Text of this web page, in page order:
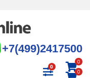
+7(499)2417500
0
0
0